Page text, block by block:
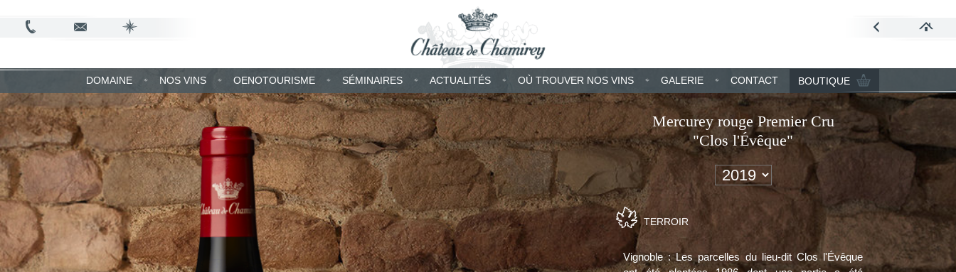
DOMAINE NOS VINS OENOTOURISME SÉMINAIRES ACTUALITÉS OÙ TROUVER NOS VINS GALERIE CONTACT BOUTIQUE
Mercurey rouge Premier Cru
"Clos l'Évêque"
TERROIR
Vignoble : Les parcelles du lieu-dit Clos l'Évêque